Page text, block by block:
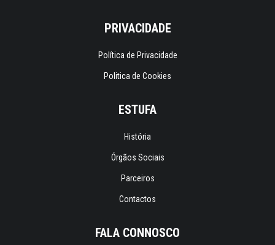
PRIVACIDADE
Política de Privacidade
Politica de Cookies
ESTUFA
História
Órgãos Sociais
Parceiros
Contactos
FALA CONNOSCO